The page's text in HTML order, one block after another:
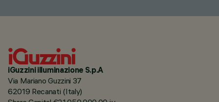
iGuzzini illuminazione S.p.A
Via Mariano Guzzini 37
62019 Recanati (Italy)